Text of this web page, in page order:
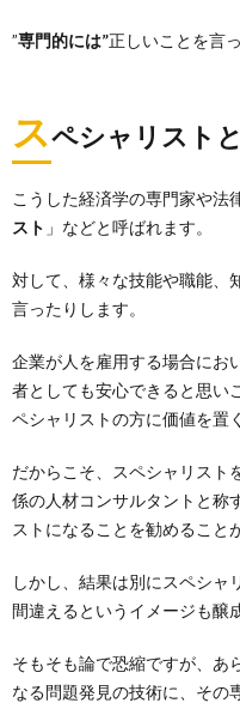
”専門的には”正しいことを言
スペシャリスト
こうした経済学の専門家や法
スト 」などと呼ばれます。
対して、様々な技能や職能、
言ったりします。
企業が人を雇用する場合にお
者としても安心できると思い
ペシャリストの方に価値を置
だからこそ、スペシャリスト
係の人材コンサルタントと称
ストになることを勧めること
しかし、結果は別にスペシャ
間違えるというイメージも醸
そもそも論で恐縮ですが、あ
なる問題発見の技術に、その